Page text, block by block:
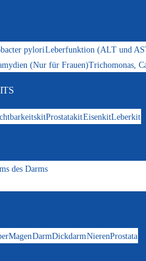
pyloriLeberfunktion (ALT und
(Nur für Frauen)Trichomonas,
ProstatakitEisenkitLeberkit
des Darms
MagenDarmDickdarmNierenProstata